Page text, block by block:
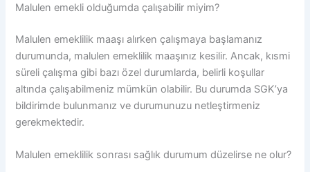
Malulen emekli olduğumda çalışabilir miyim?
Malulen emeklilik maaşı alırken çalışmaya başlamanız
durumunda, malulen emeklilik maaşınız kesilir. Ancak, kısmi
süreli çalışma gibi bazı özel durumlarda, belirli koşullar
altında çalışabilmeniz mümkün olabilir. Bu durumda SGK’ya
bildirimde bulunmanız ve durumunuzu netleştirmeniz
gerekmektedir.
Malulen emeklilik sonrası sağlık durumum düzelirse ne olur?